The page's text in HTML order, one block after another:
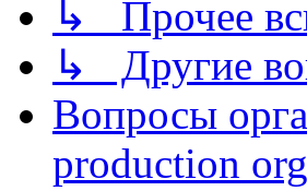
↳ Прочее
↳ Другие
Вопросы
production